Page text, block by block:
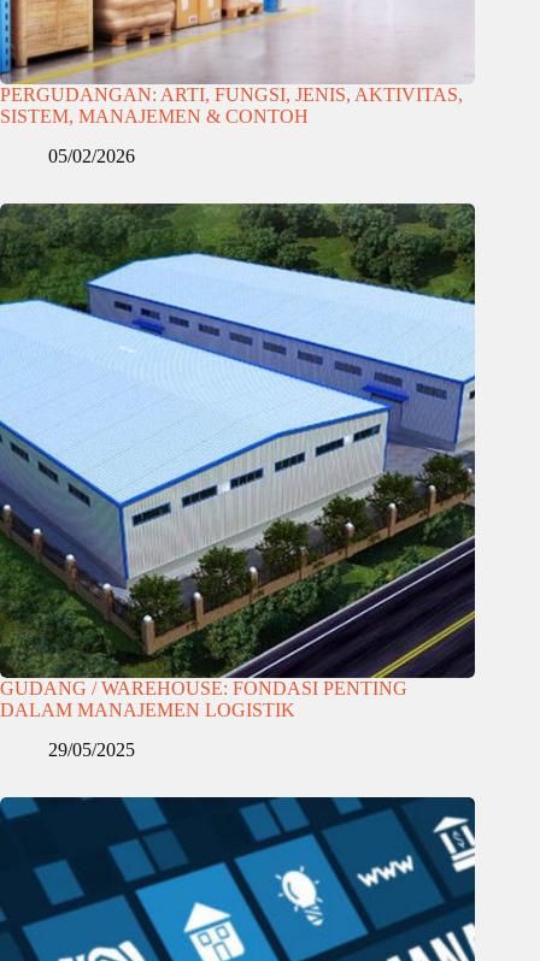
PERGUDANGAN: ARTI, FUNGSI, JENIS, AKTIVITAS,
SISTEM, MANAJEMEN & CONTOH
05/02/2026
GUDANG / WAREHOUSE: FONDASI PENTING
DALAM MANAJEMEN LOGISTIK
29/05/2025